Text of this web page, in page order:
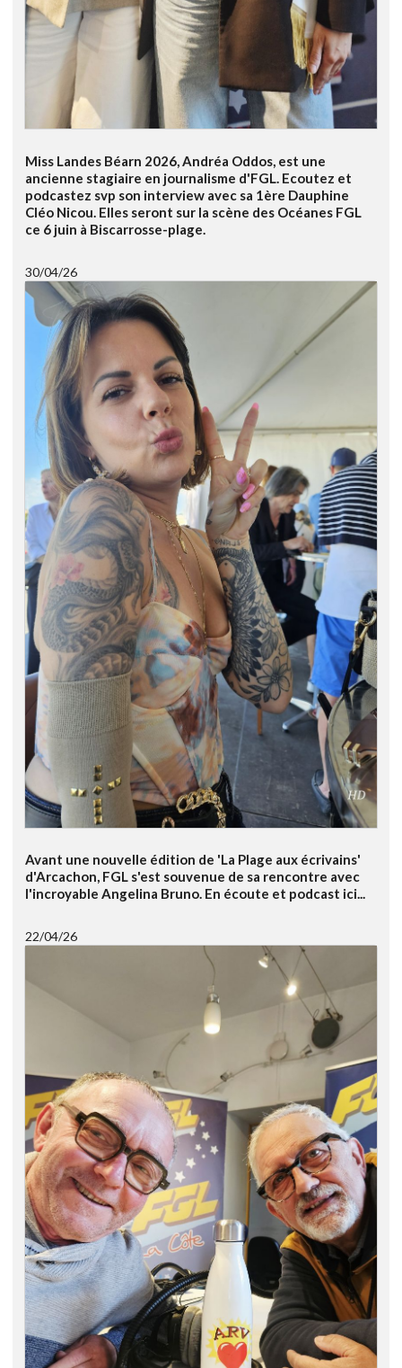
Miss Landes Béarn 2026, Andréa Oddos, est une
ancienne stagiaire en journalisme d'FGL. Ecoutez et
podcastez svp son interview avec sa 1ère Dauphine
Cléo Nicou. Elles seront sur la scène des Océanes FGL
ce 6 juin à Biscarrosse-plage.
30/04/26
Avant une nouvelle édition de 'La Plage aux écrivains'
d'Arcachon, FGL s'est souvenue de sa rencontre avec
l'incroyable Angelina Bruno. En écoute et podcast ici...
22/04/26